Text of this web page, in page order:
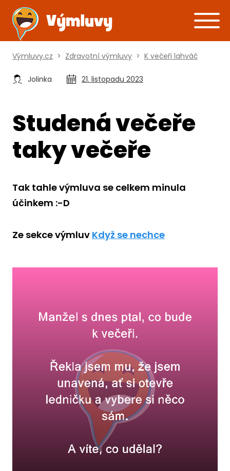
Výmluvy.cz > Zdravotní výmluvy > K večeři lahváč
Jolinka 21. listopadu 2023
Studená večeře
taky večeře
Tak tahle výmluva se celkem minula
účinkem :-D
Ze sekce výmluv Když se nechce